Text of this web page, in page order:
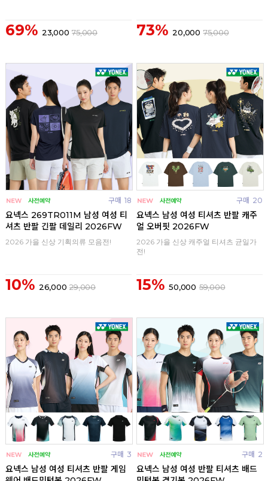
69% 23,000 75,000 73% 20,000 75,000
구매 18
요넥스 269TR011M 남성 여성 티
셔츠 반팔 긴팔 데일리 2026FW
2026 가을 신상 기획의류 모음전!
10% 26,000 29,000
구매 20
요넥스 남성 여성 티셔츠 반팔 캐주
얼 오버핏 2026FW
2026 가을 신상 캐주얼 티셔츠 균일가
전!
15% 50,000 59,000
구매 3
요넥스 남성 여성 티셔츠 반팔 게임
구매 2
요넥스 남성 여성 반팔 티셔츠 배드